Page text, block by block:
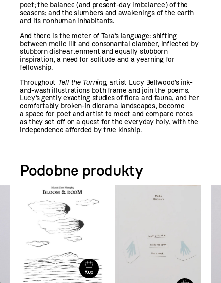
poet; the balance (and present-day imbalance) of the
seasons; and the slumbers and awakenings of the earth
and its nonhuman inhabitants.
And there is the meter of Tara’s language: shifting
between melic lilt and consonantal clamber, inflected by
stubborn disheartenment and equally stubborn
inspiration, a need for solitude and a yearning for
fellowship.
Throughout Tell the Turning, artist Lucy Bellwood’s ink-
and-wash illustrations both frame and join the poems.
Lucy’s gently exacting studies of flora and fauna, and her
comfortably broken-in diorama landscapes, become
a space for poet and artist to meet and compare notes
as they set off on a quest for the everyday holy, with the
independence afforded by true kinship.
Podobne produkty
Kup